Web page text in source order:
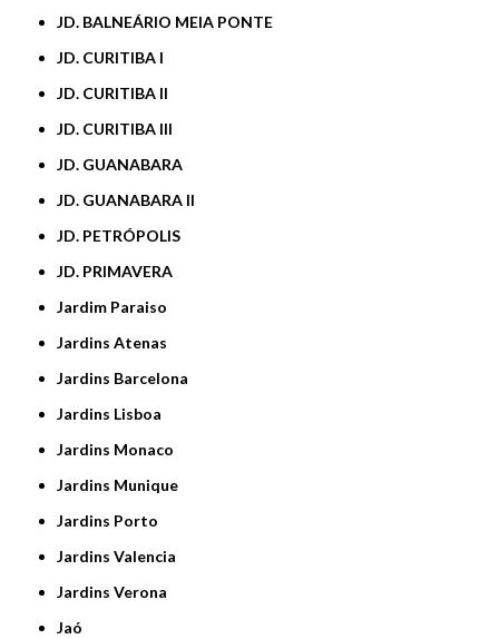
JD. BALNEÁRIO MEIA PONTE
JD. CURITIBA I
JD. CURITIBA II
JD. CURITIBA III
JD. GUANABARA
JD. GUANABARA II
JD. PETRÓPOLIS
JD. PRIMAVERA
Jardim Paraiso
Jardins Atenas
Jardins Barcelona
Jardins Lisboa
Jardins Monaco
Jardins Munique
Jardins Porto
Jardins Valencia
Jardins Verona
Jaó